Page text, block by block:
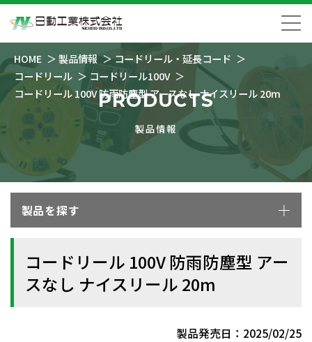
HOME 製品情報
コードリール・延長コード
コードリール
コードリール100V
コードリール 100V 防雨防塵型 アースなし ナイスリール 20m
PRODUCTS
製品情報
製品を探す
コードリール 100V 防雨防塵型 アー
スなし ナイスリール 20m
製品発売日：2025/02/25